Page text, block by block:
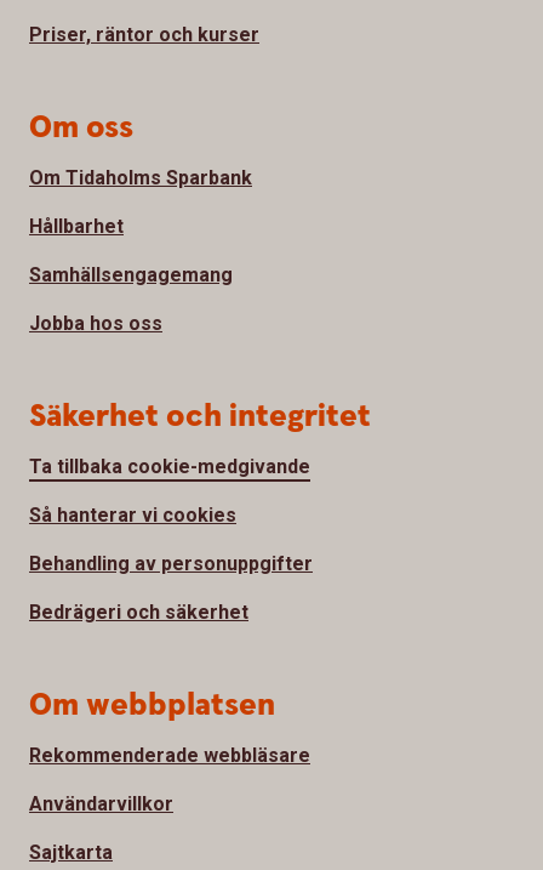
Priser, räntor och kurser
Om oss
Om Tidaholms Sparbank
Hållbarhet
Samhällsengagemang
Jobba hos oss
Säkerhet och integritet
Ta tillbaka cookie-medgivande
Så hanterar vi cookies
Behandling av personuppgifter
Bedrägeri och säkerhet
Om webbplatsen
Rekommenderade webbläsare
Användarvillkor
Sajtkarta